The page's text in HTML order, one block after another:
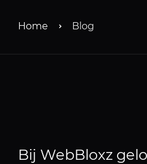
Home Blog
Bij WebBloxz